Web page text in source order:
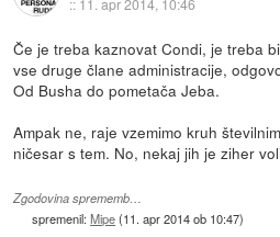
:: 11. apr 2014, 10:46
Če je treba kaznovat Condi, je treba
vse druge člane administracije,
Od Busha do pometača Jeba.
Ampak ne, raje vzemimo kruh
ničesar s tem. No, nekaj jih je ziher
Zgodovina sprememb…
spremenil:Mipe(11. apr 2014 ob 10:47)